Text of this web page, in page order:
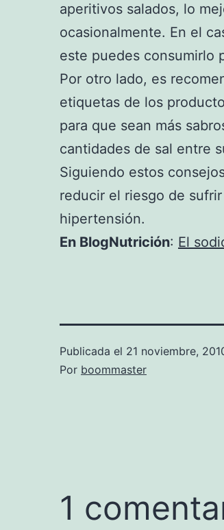
aperitivos salados, lo
ocasionalmente. En el
este puedes consumirlo
Por otro lado, es
etiquetas de los
para que sean más
cantidades de sal entre
Siguiendo estos
reducir el riesgo de
hipertensión.
En BlogNutrición: El
Publicada el 21 noviembre,
Por boommaster
1